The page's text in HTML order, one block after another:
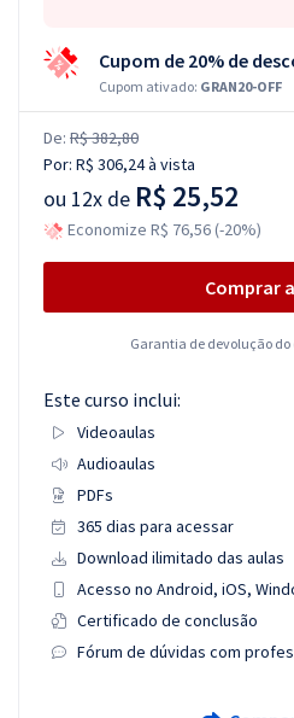
Cupom de 20% de
Cupom ativado: GRAN20-OFF
De: R$ 382,80
Por: R$ 306,24à vista
ou 12x de R$ 25,52
Economize R$ 76,56 (-20%)
Comprar
Garantia de devolução
Este curso inclui:
Videoaulas
Audioaulas
PDFs
365 dias para acessar
Download ilimitado das aulas
Acesso no Android, iOS,
Certificado de conclusão
Fórum de dúvidas com